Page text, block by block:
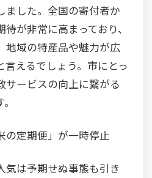
ました。全国の寄付者か
が非常に高まっており、
地域の特産品や魅力が広
言えるでしょう。市にとっ
サービスの向上に繋がる
の定期便」が一時停止
気は予期せぬ事態も引き